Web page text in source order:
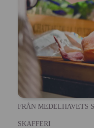
FRÅN MEDELHAVETS
SKAFFERI